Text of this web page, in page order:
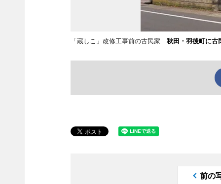
「蔵しこ」改修工事前の古民家 秋田・羽後町に
前の